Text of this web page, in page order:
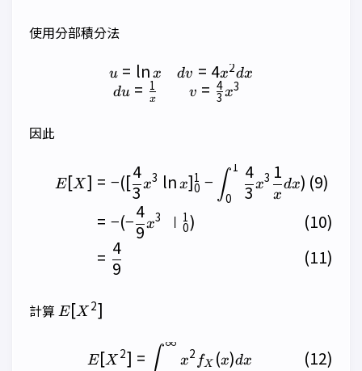
使用分部積分法
\begin{matrix} u=\ln x &
u = ln x
du = x
1
dv = 4x2dx
v = 3
4x3
因此
\begin{align} E[X] &= -
E[X] = −([3
4
x3 ln x]0
1 − ∫0
1
3
4
x3
x
1
dx)
= −(−9
4
x3 ∣ 0
1)
= 9
4
計算 E[X^2]
E[X 2]
\begin{align} E[X^2]
E[X 2] = ∫
∞
x2 fX (x)dx